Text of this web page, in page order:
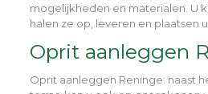
mogelijkheden en materialen. U
halen ze op, leveren en plaatsen
Oprit aanleggen
Oprit aanleggen Reninge: naast